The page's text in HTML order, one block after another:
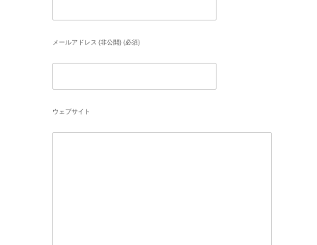
メールアドレス (非公開) (必須)
ウェブサイト